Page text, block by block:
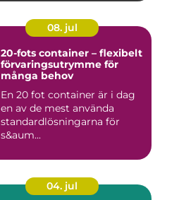
08. jul
20-fots container – flexibelt
förvaringsutrymme för
många behov
En 20 fot container är i dag
en av de mest använda
standardlösningarna för
s&aum...
04. jul